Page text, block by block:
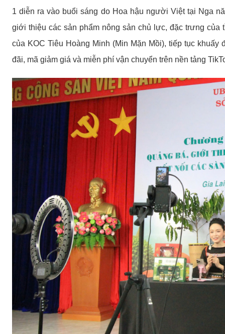
1 diễn ra vào buổi sáng do Hoa hậu người Việt tại Nga
giới thiệu các sản phẩm nông sản chủ lực, đặc trưng
của KOC Tiêu Hoàng Minh (Min Mặn Mồi), tiếp tục
đãi, mã giảm giá và miễn phí vận chuyển trên nền tảng